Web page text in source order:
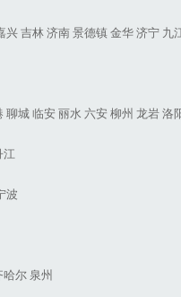
兴 吉林 济南 景德镇 金华 济宁 九
聊城 临安 丽水 六安 柳州 龙岩 洛
江
波
哈尔 泉州